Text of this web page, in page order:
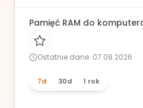
Pamięć RAM do
Ostatnie dane: 07.08.2026
7d 30d 1 rok